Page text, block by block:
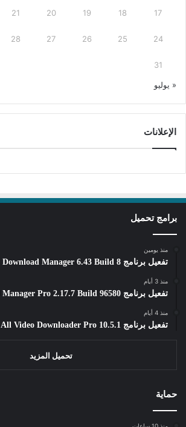
17
18
19
20
21
24
25
26
27
28
31
« يوليو
الإعلانات
برامج تحميل
منذ يومين
تفعيل برنامج Internet Download Manager 6.43 Build 8
منذ 3 أيام
تفعيل برنامج Ant Download Manager Pro 2.17.7 Build 96580
منذ 4 أيام
تفعيل برنامج Kotato All Video Downloader Pro 10.5.1
تحميل المزيد
حماية